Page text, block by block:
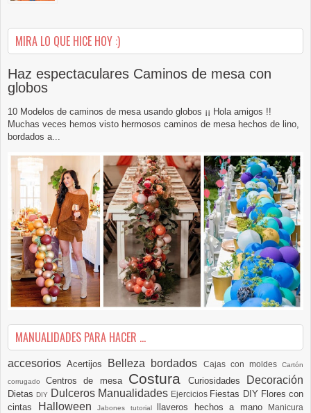
MIRA LO QUE HICE HOY :)
Haz espectaculares Caminos de mesa con
globos
10 Modelos de caminos de mesa usando globos ¡¡ Hola amigos !!
Muchas veces hemos visto hermosos caminos de mesa hechos de lino,
bordados a...
MANUALIDADES PARA HACER ...
accesoriosAcertijos Belleza bordados Cajas con moldesCartón
corrugadoCentros de mesa Costura Curiosidades Decoración
DietasDIY Dulceros Manualidades Ejercicios Fiestas DIY Flores con
cintas
Halloween Jabones tutorial llaveros hechos a mano Manicura